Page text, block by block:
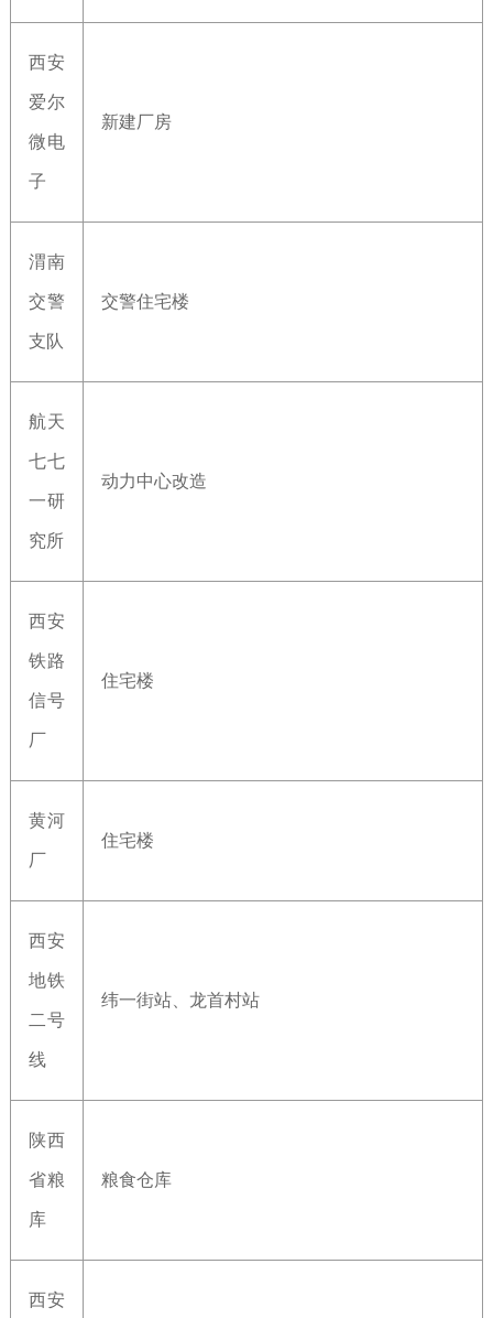
西安
爱尔
微电
子
新建厂房
渭南
交警
支队
交警住宅楼
航天
七七
一研
究所
动力中心改造
西安
铁路
信号
厂
住宅楼
黄河
厂
住宅楼
西安
地铁
二号
线
纬一街站、龙首村站
陕西
省粮
库
粮食仓库
西安